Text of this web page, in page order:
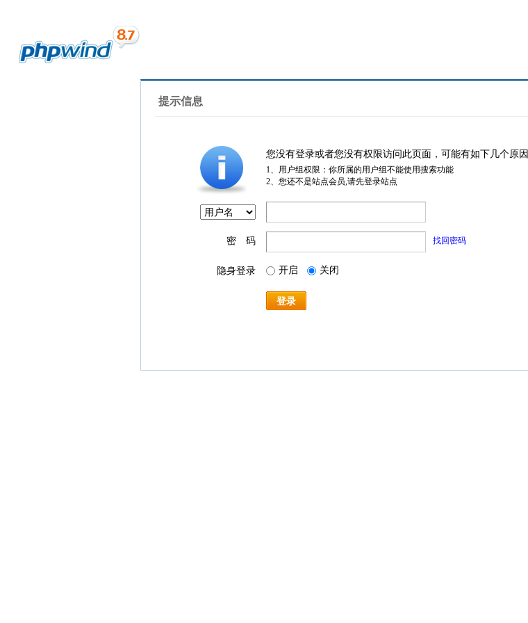
提示信息
您没有登录或者您没有权限访问此页面，可能有如下几个原因
1、用户组权限：你所属的用户组不能使用搜索功能
2、您还不是站点会员,请先登录站点
密 码 找回密码
隐身登录 开启 关闭
登录